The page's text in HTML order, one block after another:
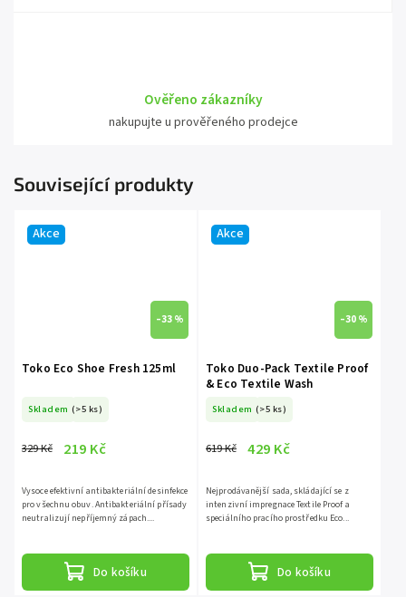
Ověřeno zákazníky
nakupujte u prověřeného prodejce
Související produkty
Akce
–33 %
Toko Eco Shoe Fresh 125ml
Skladem (>5 ks)
329 Kč 219 Kč
Do košíku
Vysoce efektivní antibakteriální desinfekce
pro všechnu obuv. Antibakteriální přísady
neutralizují nepříjemný zápach....
Akce
–30 %
Toko Duo-Pack Textile Proof
& Eco Textile Wash
Skladem (>5 ks)
619 Kč 429 Kč
Do košíku
Nejprodávanější sada, skládající se z
intenzivní impregnace Textile Proof a
speciálního pracího prostředku Eco...